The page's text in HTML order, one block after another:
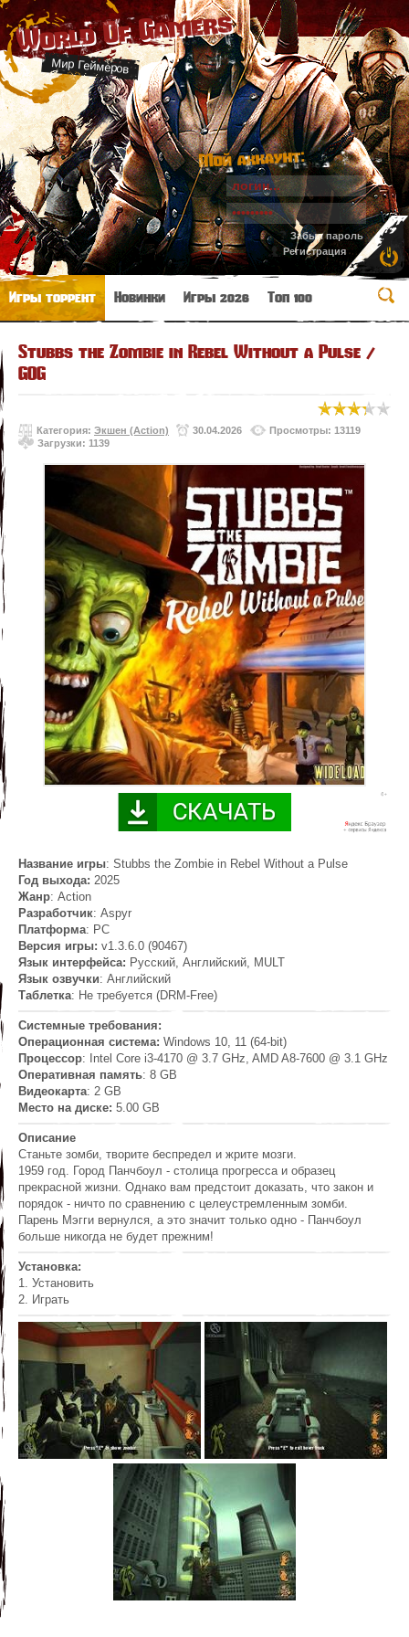
World Of Gamers
Мир Геймеров
Мой аккаунт:
Забыл пароль
Регистрация
Игры торрент Новинки Игры 2026 Топ 100
Stubbs the Zombie in Rebel Without a Pulse /
GOG
Категория: Экшен (Action) 30.04.2026
Просмотры: 13119
Загрузки: 1139
Название игры: Stubbs the Zombie in Rebel Without a Pulse
Год выхода: 2025
Жанр: Action
Разработчик: Aspyr
Платформа: PC
Версия игры: v1.3.6.0 (90467)
Язык интерфейса: Русский, Английский, MULT
Язык озвучки: Английский
Таблетка: Не требуется (DRM-Free)
Системные требования:
Операционная система: Windows 10, 11 (64-bit)
Процессор: Intel Core i3-4170 @ 3.7 GHz, AMD A8-7600 @ 3.1 GHz
Оперативная память: 8 GB
Видеокарта: 2 GB
Место на диске: 5.00 GB
Описание
Станьте зомби, творите беспредел и жрите мозги.
1959 год. Город Панчбоул - столица прогресса и образец
прекрасной жизни. Однако вам предстоит доказать, что закон и
порядок - ничто по сравнению с целеустремленным зомби.
Парень Мэгги вернулся, а это значит только одно - Панчбоул
больше никогда не будет прежним!
Установка:
1. Установить
2. Играть